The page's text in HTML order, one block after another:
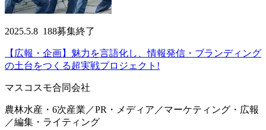
2025.5.8 188募集終了
【広報・企画】魅力を言語化し、情報発信・ブランディング
の土台をつくる超実戦プロジェクト!
マスコスモ合同会社
農林水産・6次産業／PR・メディア／マーケティング・広報
／編集・ライティング